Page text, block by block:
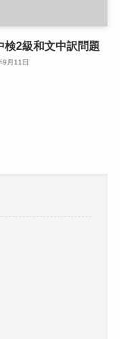
検2級和文中訳問題
9月11日